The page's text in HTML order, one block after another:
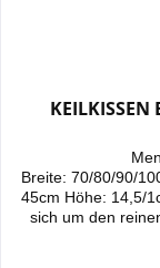
KEILKISSEN
Breite: 70/80/90/
45cm Höhe: 14,5/
sich um den
30kg/m³, - Für
geeignet. - Kann